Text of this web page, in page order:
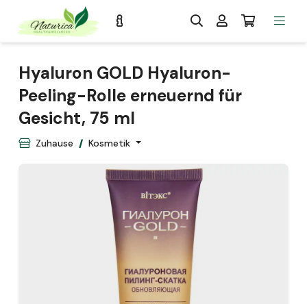
Hyaluron GOLD Hyaluron-
Peeling-Rolle erneuernd für
Gesicht, 75 ml
Zuhause Kosmetik